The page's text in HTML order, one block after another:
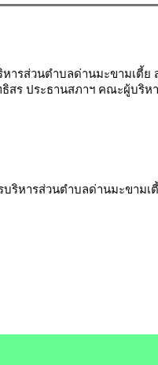
หารส่วนตำบลด่านมะขามเตี้
สร ประธานสภาฯ คณะผู้บริห
บริหารส่วนตำบลด่านมะขามเ